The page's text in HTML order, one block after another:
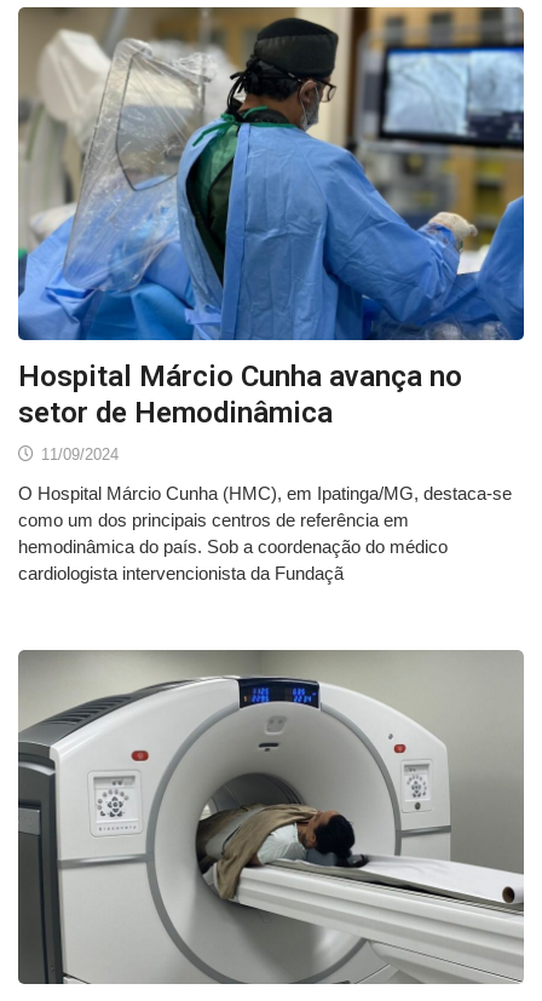
Hospital Márcio Cunha avança no
setor de Hemodinâmica
11/09/2024
O Hospital Márcio Cunha (HMC), em Ipatinga/MG, destaca-se
como um dos principais centros de referência em
hemodinâmica do país. Sob a coordenação do médico
cardiologista intervencionista da Fundaçã